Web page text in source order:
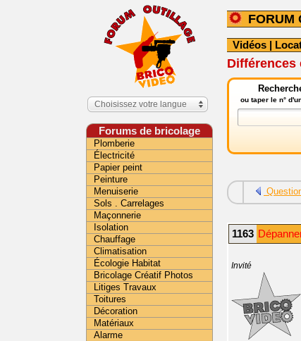
FORUM
Vidéos |
Différences
ou taper le n°
1163
Invité
Choisissez votre langue
Forums de bricolage
Plomberie
Électricité
Papier peint
Peinture
Menuiserie
Sols . Carrelages
Maçonnerie
Isolation
Chauffage
Climatisation
Écologie Habitat
Bricolage Créatif Photos
Litiges Travaux
Toitures
Décoration
Matériaux
Alarme